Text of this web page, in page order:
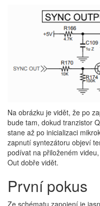
Na obrázku je vidět, že po
bude tam, dokud tranzistor
stane až po inicializaci
zapnutí syntezátoru objeví
podívat na přiloženém
Out dobře vidět.
První pokus
Ze schématu zapojení je